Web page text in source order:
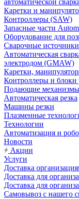
автоматической
Каретки и
Контроллеры (SAW)
Запасные части
Оборудование для
Сварочные
Автоматическая
электродом (GMAW)
Каретки,
Контроллеры и
Подающие
Автоматическая резка
Машины резки
Плазменные
Технологии
Автоматизация и
Новости
Акции
Услуги
Доставка
Доставка для
Доставка для
Самовывоз с нашего